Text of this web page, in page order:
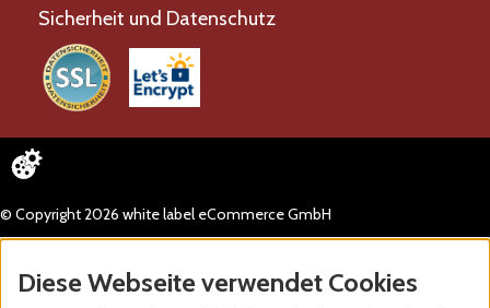
Sicherheit und Datenschutz
© Copyright 2026 white label eCommerce GmbH
Diese Webseite verwendet Cookies